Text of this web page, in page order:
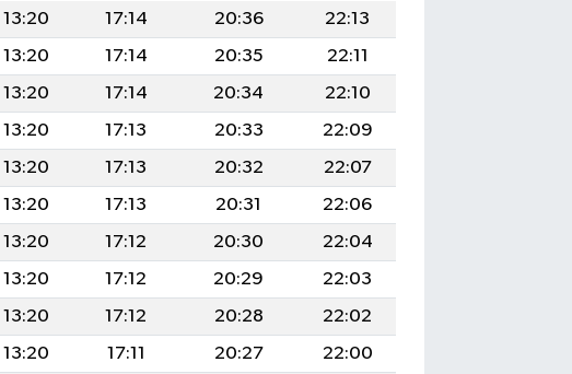
13:20 17:14 20:36
22:13
13:20 17:14 20:35
22:11
13:20 17:14 20:34
22:10
13:20 17:13 20:33
22:09
13:20 17:13 20:32
22:07
13:20 17:13 20:31
22:06
13:20 17:12 20:30
22:04
13:20 17:12 20:29
22:03
13:20 17:12 20:28
22:02
13:20 17:11 20:27
22:00